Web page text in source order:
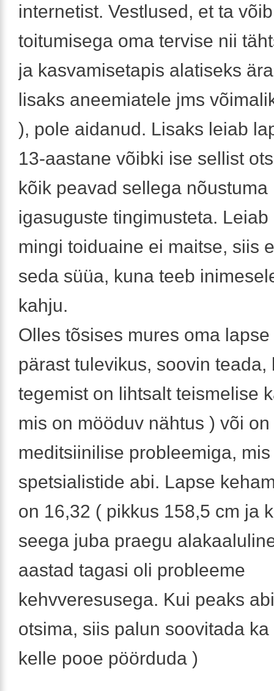
internetist. Vestlused, et ta
toitumisega oma tervise nii
ja kasvamisetapis alatiseks
lisaks aneemiatele jms
), pole aidanud. Lisaks leiab
13-aastane võibki ise sellist
kõik peavad sellega nõustuma
igasuguste tingimusteta. Leiab
mingi toiduaine ei maitse, siis
seda süüa, kuna teeb
kahju.
Olles tõsises mures oma
pärast tulevikus, soovin teada,
tegemist on lihtsalt teismelise
mis on mööduv nähtus ) või
meditsiinilise probleemiga,
spetsialistide abi. Lapse
on 16,32 ( pikkus 158,5 cm ja
seega juba praegu
aastad tagasi oli probleeme
kehvveresusega. Kui peaks
otsima, siis palun soovitada
kelle pooe pöörduda )